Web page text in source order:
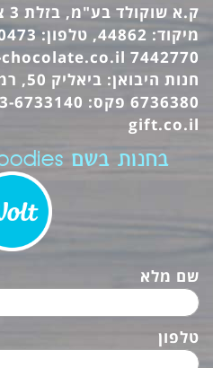
7442770
chocolate.co.il
6736380 פקס: 03-6733140
gift.co.il
בחנות בשם goodies ביאליק רמת גן
שם מלא
טלפון